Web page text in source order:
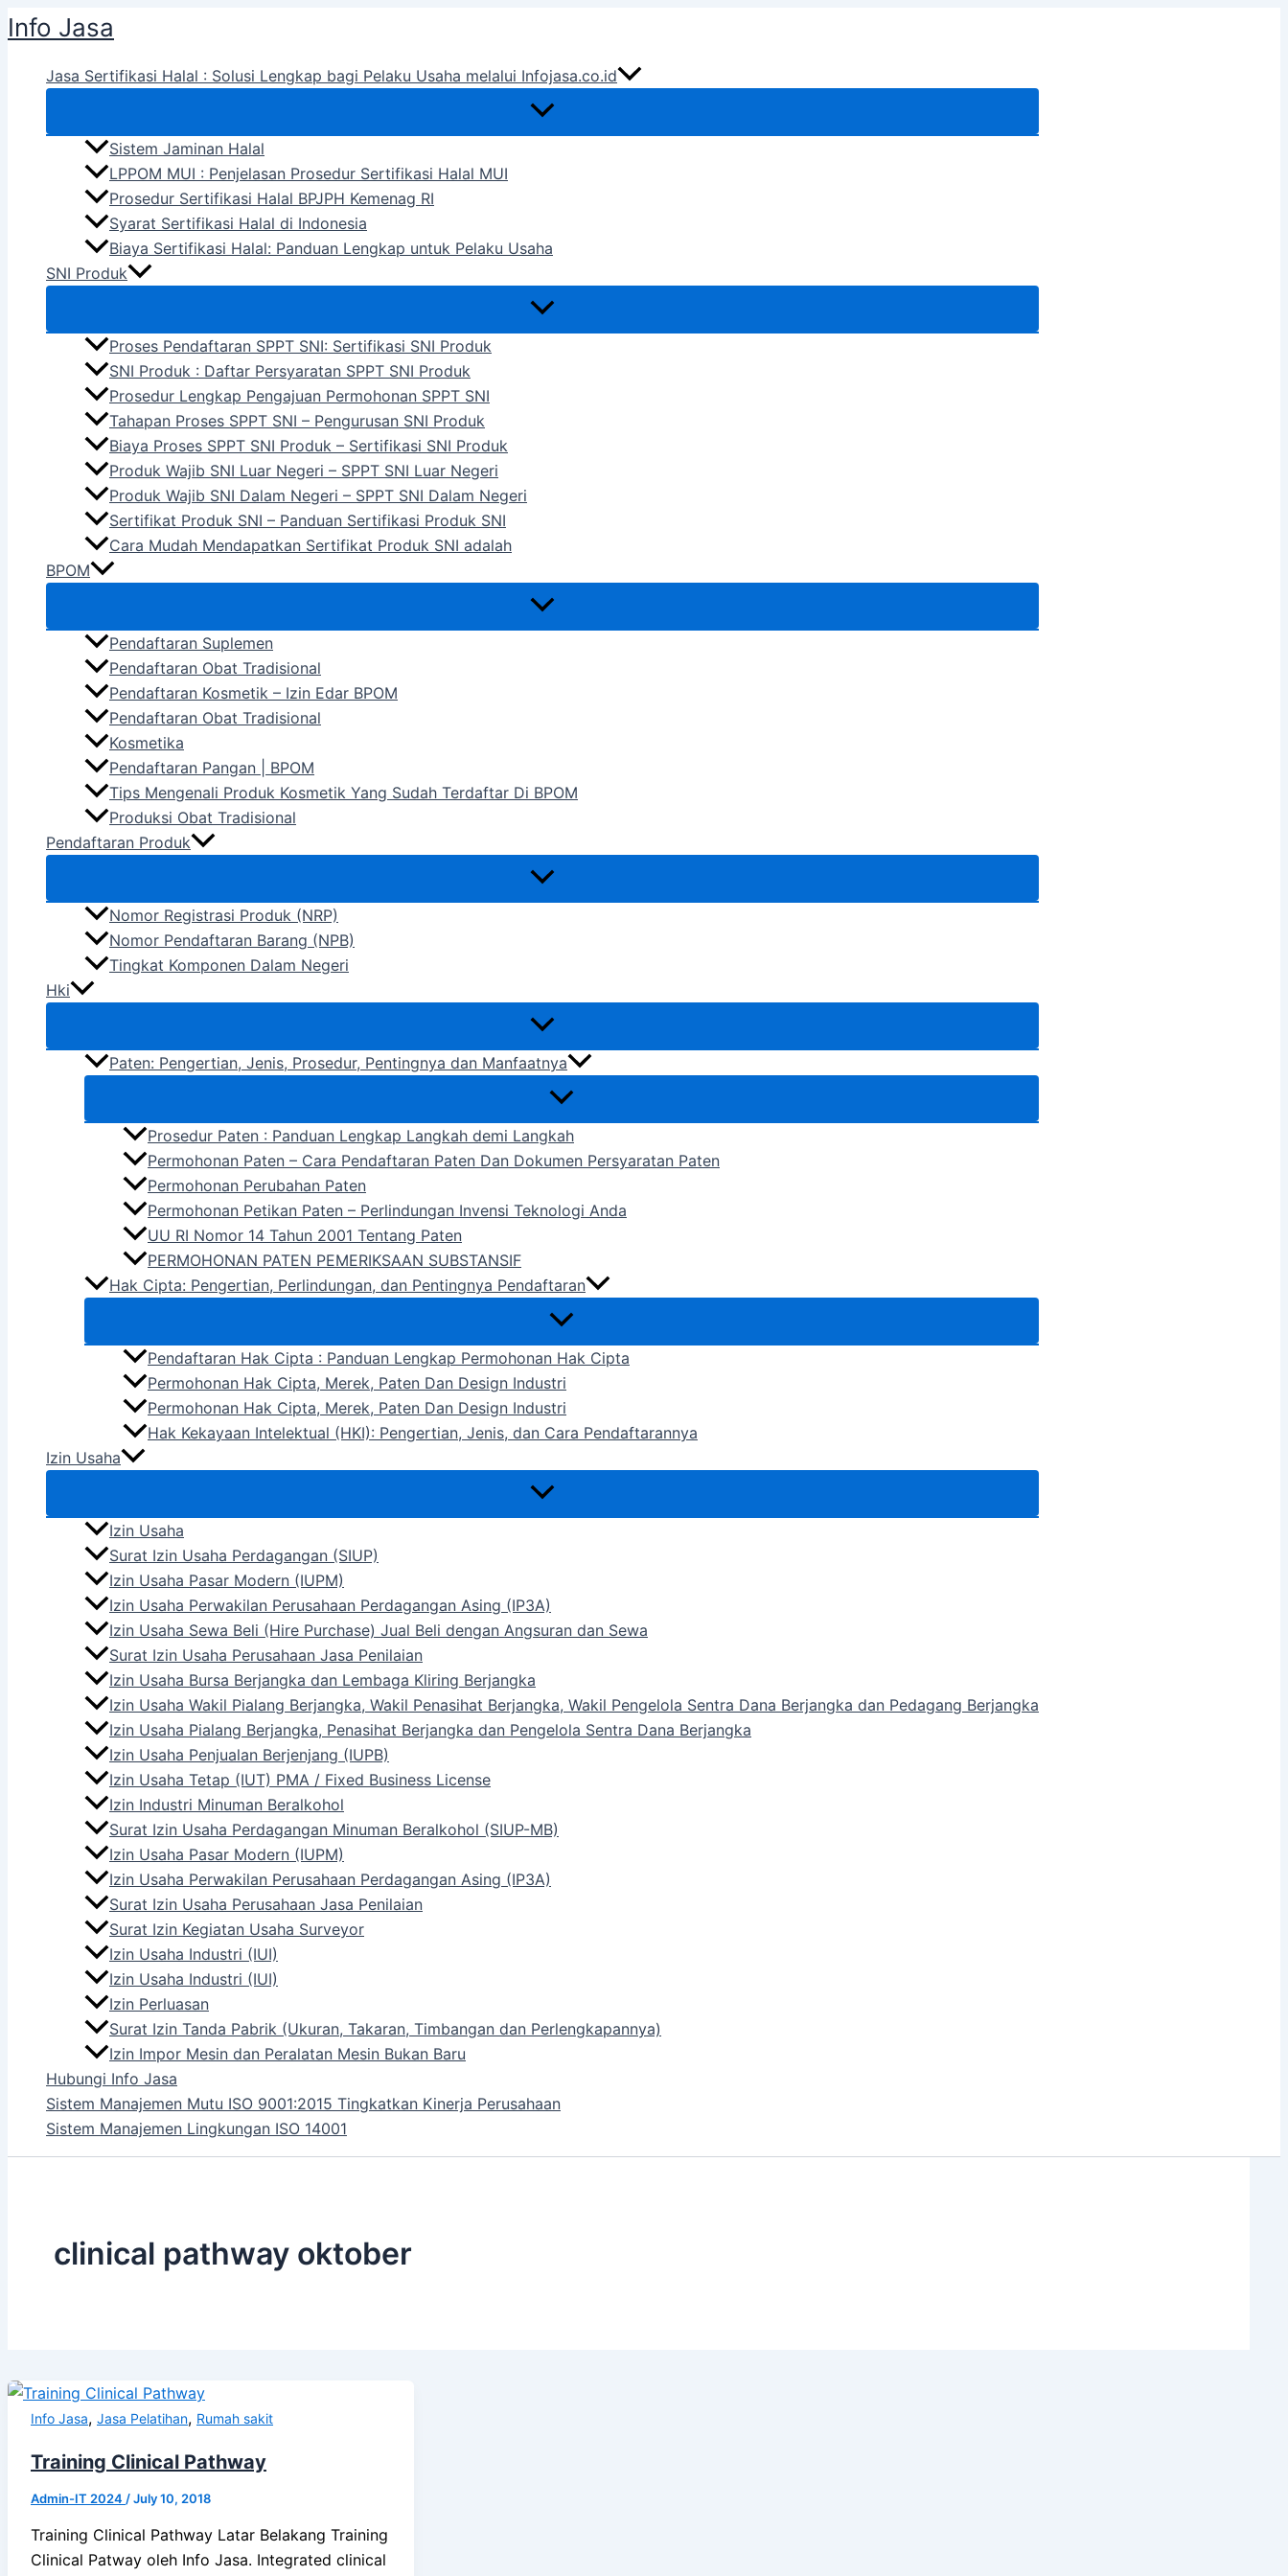
Skip
to
content
Info Jasa
Jasa Sertifikasi Halal : Solusi Lengkap bagi Pelaku Usaha melalui Infojasa.co.id
Sistem Jaminan Halal
LPPOM MUI : Penjelasan Prosedur Sertifikasi Halal MUI
Prosedur Sertifikasi Halal BPJPH Kemenag RI
Syarat Sertifikasi Halal di Indonesia
Biaya Sertifikasi Halal: Panduan Lengkap untuk Pelaku Usaha
SNI Produk
Proses Pendaftaran SPPT SNI: Sertifikasi SNI Produk
SNI Produk : Daftar Persyaratan SPPT SNI Produk
Prosedur Lengkap Pengajuan Permohonan SPPT SNI
Tahapan Proses SPPT SNI – Pengurusan SNI Produk
Biaya Proses SPPT SNI Produk – Sertifikasi SNI Produk
Produk Wajib SNI Luar Negeri – SPPT SNI Luar Negeri
Produk Wajib SNI Dalam Negeri – SPPT SNI Dalam Negeri
Sertifikat Produk SNI – Panduan Sertifikasi Produk SNI
Cara Mudah Mendapatkan Sertifikat Produk SNI adalah
BPOM
Pendaftaran Suplemen
Pendaftaran Obat Tradisional
Pendaftaran Kosmetik – Izin Edar BPOM
Pendaftaran Obat Tradisional
Kosmetika
Pendaftaran Pangan | BPOM
Tips Mengenali Produk Kosmetik Yang Sudah Terdaftar Di BPOM
Produksi Obat Tradisional
Pendaftaran Produk
Nomor Registrasi Produk (NRP)
Nomor Pendaftaran Barang (NPB)
Tingkat Komponen Dalam Negeri
Hki
Paten: Pengertian, Jenis, Prosedur, Pentingnya dan Manfaatnya
Prosedur Paten : Panduan Lengkap Langkah demi Langkah
Permohonan Paten – Cara Pendaftaran Paten Dan Dokumen Persyaratan Paten
Permohonan Perubahan Paten
Permohonan Petikan Paten – Perlindungan Invensi Teknologi Anda
UU RI Nomor 14 Tahun 2001 Tentang Paten
PERMOHONAN PATEN PEMERIKSAAN SUBSTANSIF
Hak Cipta: Pengertian, Perlindungan, dan Pentingnya Pendaftaran
Pendaftaran Hak Cipta : Panduan Lengkap Permohonan Hak Cipta
Permohonan Hak Cipta, Merek, Paten Dan Design Industri
Permohonan Hak Cipta, Merek, Paten Dan Design Industri
Hak Kekayaan Intelektual (HKI): Pengertian, Jenis, dan Cara Pendaftarannya
Izin Usaha
Izin Usaha
Surat Izin Usaha Perdagangan (SIUP)
Izin Usaha Pasar Modern (IUPM)
Izin Usaha Perwakilan Perusahaan Perdagangan Asing (IP3A)
Izin Usaha Sewa Beli (Hire Purchase) Jual Beli dengan Angsuran dan Sewa
Surat Izin Usaha Perusahaan Jasa Penilaian
Izin Usaha Bursa Berjangka dan Lembaga Kliring Berjangka
Izin Usaha Wakil Pialang Berjangka, Wakil Penasihat Berjangka, Wakil Pengelola Sentra Dana Berjangka dan Pedagang Berjangka
Izin Usaha Pialang Berjangka, Penasihat Berjangka dan Pengelola Sentra Dana Berjangka
Izin Usaha Penjualan Berjenjang (IUPB)
Izin Usaha Tetap (IUT) PMA / Fixed Business License
Izin Industri Minuman Beralkohol
Surat Izin Usaha Perdagangan Minuman Beralkohol (SIUP-MB)
Izin Usaha Pasar Modern (IUPM)
Izin Usaha Perwakilan Perusahaan Perdagangan Asing (IP3A)
Surat Izin Usaha Perusahaan Jasa Penilaian
Surat Izin Kegiatan Usaha Surveyor
Izin Usaha Industri (IUI)
Izin Usaha Industri (IUI)
Izin Perluasan
Surat Izin Tanda Pabrik (Ukuran, Takaran, Timbangan dan Perlengkapannya)
Izin Impor Mesin dan Peralatan Mesin Bukan Baru
Hubungi Info Jasa
Sistem Manajemen Mutu ISO 9001:2015 Tingkatkan Kinerja Perusahaan
Sistem Manajemen Lingkungan ISO 14001
clinical pathway oktober
Info Jasa, Jasa Pelatihan, Rumah sakit
Training Clinical Pathway
Admin-IT 2024 /July 10, 2018
Training Clinical Pathway Latar Belakang Training
Clinical Patway oleh Info Jasa. Integrated clinical